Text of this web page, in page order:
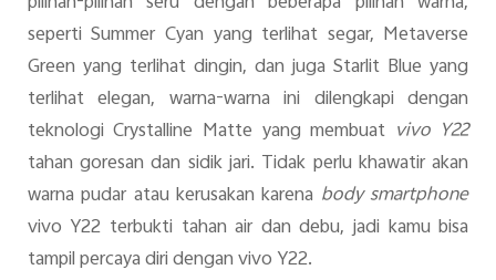
seperti Summer Cyan yang terlihat segar, Metaverse
Green yang terlihat dingin, dan juga Starlit Blue yang
terlihat elegan, warna-warna ini dilengkapi dengan
teknologi Crystalline Matte yang membuat vivo Y22
tahan goresan dan sidik jari. Tidak perlu khawatir akan
warna pudar atau kerusakan karena body smartphone
vivo Y22 terbukti tahan air dan debu, jadi kamu bisa
tampil percaya diri dengan vivo Y22.